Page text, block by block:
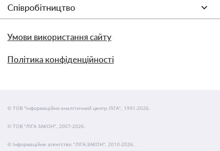
Співробітництво
Умови використання сайту
Політика конфіденційності
© ТОВ "інформаційно-аналітичний центр ЛІГА", 1991-2026.
© ТОВ "ЛІГА ЗАКОН", 2007-2026.
© Інформаційне агентство "ЛІГА:ЗАКОН", 2010-2026.